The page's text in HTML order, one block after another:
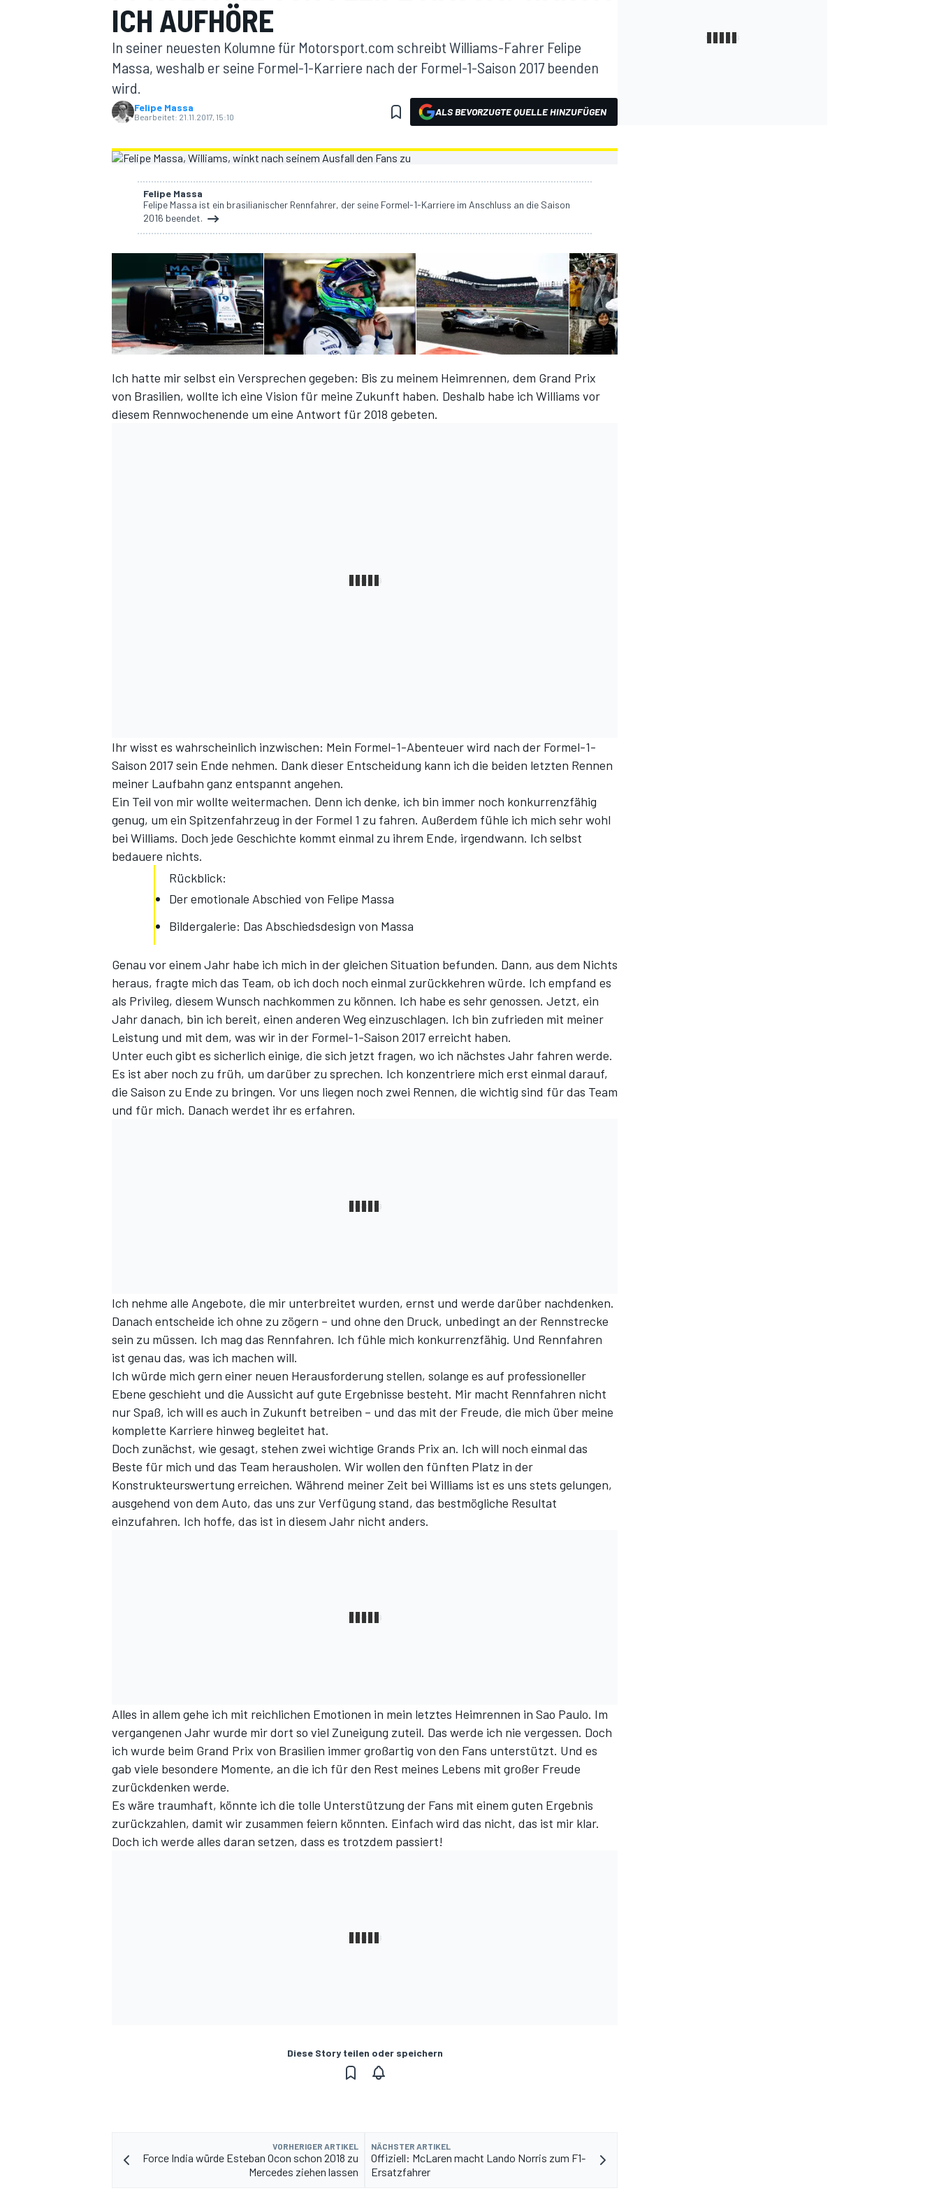
DTM
SPORTWAGEN
ICH AUFHÖRE
In seiner neuesten Kolumne für Motorsport.com schreibt Williams-Fahrer Felipe
Massa, weshalb er seine Formel-1-Karriere nach der Formel-1-Saison 2017 beenden
wird.
Felipe Massa
Bearbeitet: 21.11.2017, 15:10 ALS BEVORZUGTE QUELLE HINZUFÜGEN
Felipe Massa
Felipe Massa ist ein brasilianischer Rennfahrer, der seine Formel-1-Karriere im Anschluss an die Saison
2016 beendet.
Ich hatte mir selbst ein Versprechen gegeben: Bis zu meinem Heimrennen, dem Grand Prix
von Brasilien, wollte ich eine Vision für meine Zukunft haben. Deshalb habe ich Williams vor
diesem Rennwochenende um eine Antwort für 2018 gebeten.
Ihr wisst es wahrscheinlich inzwischen: Mein Formel-1-Abenteuer wird nach der Formel-1-
Saison 2017 sein Ende nehmen. Dank dieser Entscheidung kann ich die beiden letzten Rennen
meiner Laufbahn ganz entspannt angehen.
Ein Teil von mir wollte weitermachen. Denn ich denke, ich bin immer noch konkurrenzfähig
genug, um ein Spitzenfahrzeug in der Formel 1 zu fahren. Außerdem fühle ich mich sehr wohl
bei Williams. Doch jede Geschichte kommt einmal zu ihrem Ende, irgendwann. Ich selbst
bedauere nichts.
Rückblick:
Der emotionale Abschied von Felipe Massa
Bildergalerie: Das Abschiedsdesign von Massa
Genau vor einem Jahr habe ich mich in der gleichen Situation befunden. Dann, aus dem Nichts
heraus, fragte mich das Team, ob ich doch noch einmal zurückkehren würde. Ich empfand es
als Privileg, diesem Wunsch nachkommen zu können. Ich habe es sehr genossen. Jetzt, ein
Jahr danach, bin ich bereit, einen anderen Weg einzuschlagen. Ich bin zufrieden mit meiner
Leistung und mit dem, was wir in der Formel-1-Saison 2017 erreicht haben.
Unter euch gibt es sicherlich einige, die sich jetzt fragen, wo ich nächstes Jahr fahren werde.
Es ist aber noch zu früh, um darüber zu sprechen. Ich konzentriere mich erst einmal darauf,
die Saison zu Ende zu bringen. Vor uns liegen noch zwei Rennen, die wichtig sind für das Team
und für mich. Danach werdet ihr es erfahren.
Ich nehme alle Angebote, die mir unterbreitet wurden, ernst und werde darüber nachdenken.
Danach entscheide ich ohne zu zögern – und ohne den Druck, unbedingt an der Rennstrecke
sein zu müssen. Ich mag das Rennfahren. Ich fühle mich konkurrenzfähig. Und Rennfahren
ist genau das, was ich machen will.
Ich würde mich gern einer neuen Herausforderung stellen, solange es auf professioneller
Ebene geschieht und die Aussicht auf gute Ergebnisse besteht. Mir macht Rennfahren nicht
nur Spaß, ich will es auch in Zukunft betreiben – und das mit der Freude, die mich über meine
komplette Karriere hinweg begleitet hat.
Doch zunächst, wie gesagt, stehen zwei wichtige Grands Prix an. Ich will noch einmal das
Beste für mich und das Team herausholen. Wir wollen den fünften Platz in der
Konstrukteurswertung erreichen. Während meiner Zeit bei Williams ist es uns stets gelungen,
ausgehend von dem Auto, das uns zur Verfügung stand, das bestmögliche Resultat
einzufahren. Ich hoffe, das ist in diesem Jahr nicht anders.
Alles in allem gehe ich mit reichlichen Emotionen in mein letztes Heimrennen in Sao Paulo. Im
vergangenen Jahr wurde mir dort so viel Zuneigung zuteil. Das werde ich nie vergessen. Doch
ich wurde beim Grand Prix von Brasilien immer großartig von den Fans unterstützt. Und es
gab viele besondere Momente, an die ich für den Rest meines Lebens mit großer Freude
zurückdenken werde.
Es wäre traumhaft, könnte ich die tolle Unterstützung der Fans mit einem guten Ergebnis
zurückzahlen, damit wir zusammen feiern könnten. Einfach wird das nicht, das ist mir klar.
Doch ich werde alles daran setzen, dass es trotzdem passiert!
Diese Story teilen oder speichern
VORHERIGER ARTIKEL
Force India würde Esteban Ocon schon 2018 zu
Mercedes ziehen lassen
NÄCHSTER ARTIKEL
Offiziell: McLaren macht Lando Norris zum F1-
Ersatzfahrer